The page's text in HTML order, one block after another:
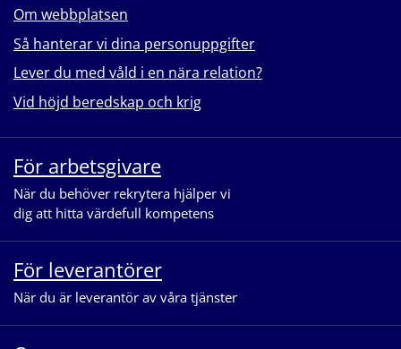
Om webbplatsen
Så hanterar vi dina personuppgifter
Lever du med våld i en nära relation?
Vid höjd beredskap och krig
För arbetsgivare
När du behöver rekrytera hjälper vi
dig att hitta värdefull kompetens
För leverantörer
När du är leverantör av våra tjänster